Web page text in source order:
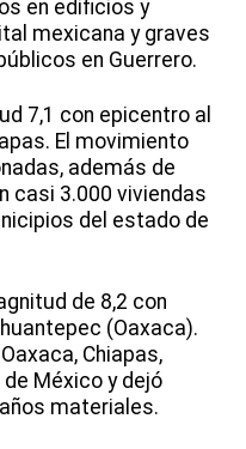
en edificios y
mexicana y graves
en Guerrero.
7,1 con epicentro al
El movimiento
además de
casi 3.000 viviendas
del estado de
de 8,2 con
(Oaxaca).
Chiapas,
México y dejó
materiales.